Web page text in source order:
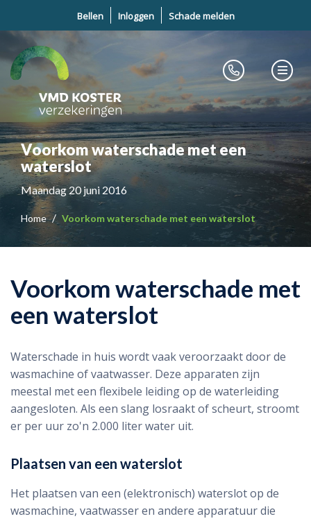
Bellen Inloggen Schade melden
Voorkom waterschade met een
waterslot
Maandag 20 juni 2016
Home Voorkom waterschade met een waterslot
Voorkom waterschade met
een waterslot
Waterschade in huis wordt vaak veroorzaakt door de
wasmachine of vaatwasser. Deze apparaten zijn
meestal met een flexibele leiding op de waterleiding
aangesloten. Als een slang losraakt of scheurt, stroomt
er per uur zo'n 2.000 liter water uit.
Plaatsen van een waterslot
Het plaatsen van een (elektronisch) waterslot op de
wasmachine, vaatwasser en andere apparatuur die